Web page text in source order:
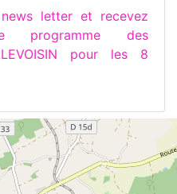
letter et recevez
programme des
pour les 8